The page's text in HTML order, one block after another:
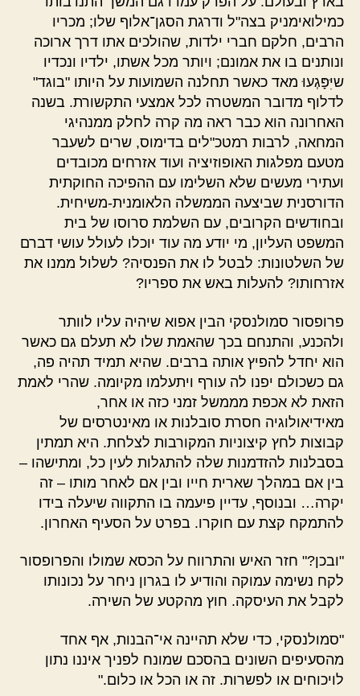
כמילואימניק בצה"ל ודרגת הסגן־אלוף שלו; מכריו
הרבים, חלקם חברי ילדות, שהולכים אתו דרך ארוכה
ונותנים בו את אמונם; ויותר מכל אשתו, ילדיו ונכדיו
שיִּפָּגְעוּ מאד כאשר תחלנה השמועות על היותו "בוגד"
לדלוף מדובר המשטרה לכל אמצעי התקשורת. בשנה
האחרונה הוא כבר ראה מה קרה לחלק ממנהיגי
המחאה, לרבות רמטכ"לים בדימוס, שרים לשעבר
מטעם מפלגות האופוזיציה ועוד אזרחים מכובדים
ועתירי מעשים שלא השלימו עם ההפיכה החוקתית
הדורסנית שביצעה הממשלה הלאומנית-משיחית.
ובחודשים הקרובים, עם השלמת סרוסו של בית
המשפט העליון, מי יודע מה עוד יוכלו לעולל עושי דברם
של השלטונות: לבטל לו את הפנסיה? לשלול ממנו את
אזרחותו? להעלות באש את ספריו?
פרופסור סמולנסקי הבין אפוא שיהיה עליו לוותר
ולהכנע, והתנחם בכך שהאמת שלו לא תעלם גם כאשר
הוא יחדל להפיץ אותה ברבים. שהיא תמיד תהיה פה,
גם כשכולם יפנו לה עורף ויתעלמו מקיומה. שהרי לאמת
הזאת לא אכפת מממשל זמני כזה או אחר,
מאידיאולוגיה חסרת סובלנות או מאינטרסים של
קבוצות לחץ קיצוניות המקורבות לצלחת. היא תמתין
בסבלנות להזדמנות שלה להתגלות לעין כל, ומתישהו –
בין אם במהלך שארית חייו ובין אם לאחר מותו – זה
יקרה… ובנוסף, עדיין פיעמה בו התקווה שיעלה בידו
להתמקח קצת עם חוקרו. בפרט על הסעיף האחרון.
"ובכן?" חזר האיש והתרווח על הכסא שמולו והפרופסור
לקח נשימה עמוקה והודיע לו בגרון ניחר על נכונותו
לקבל את העיסקה. חוץ מהקטע של השירה.
"סמולנסקי, כדי שלא תהיינה אי־הבנות, אף אחד
מהסעיפים השונים בהסכם שמונח לפניך איננו נתון
לויכוחים או לפשרות. זה או הכל או כלום."